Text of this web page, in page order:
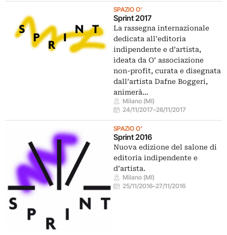
SPAZIO O'
Sprint 2017
La rassegna internazionale
dedicata all’editoria
indipendente e d’artista,
ideata da O’ associazione
non-profit, curata e disegnata
dall’artista Dafne Boggeri,
animerà…
Milano (MI)
24/11/2017–26/11/2017
SPAZIO O'
Sprint 2016
Nuova edizione del salone di
editoria indipendente e
d’artista.
Milano (MI)
25/11/2016–27/11/2016